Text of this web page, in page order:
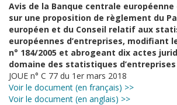
Avis de la Banque centrale européenne
sur une proposition de règlement du
européen et du Conseil relatif aux
européennes d’entreprises, modifiant
n° 184/2005 et abrogeant dix actes
domaine des statistiques d’entreprises
JOUE n° C 77 du 1er mars 2018
Voir le document (en français) >>
Voir le document (en anglais) >>